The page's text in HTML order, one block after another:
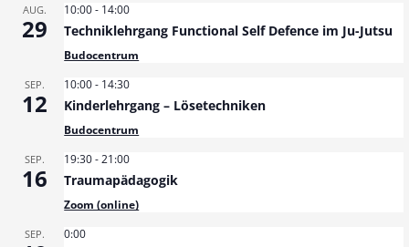
AUG.
29
10:00- 14:00
Techniklehrgang Functional Self Defence im Ju-Jutsu
Budocentrum
SEP.
12
10:00- 14:30
Kinderlehrgang – Lösetechniken
Budocentrum
SEP.
16
19:30-21:00
Traumapädagogik
Zoom (online)
SEP. 0:00